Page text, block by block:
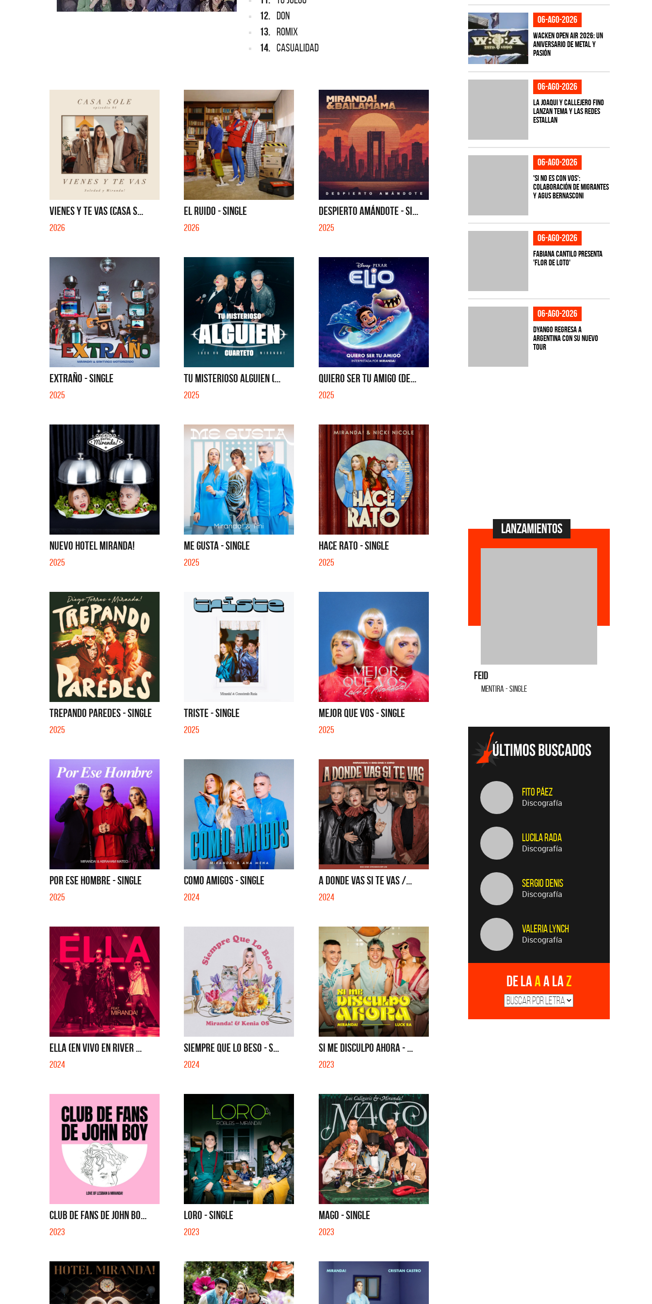
12. DON
13. ROMIX
14. CASUALIDAD
VIENES Y TE VAS (CASA S...
2026
EL RUIDO - SINGLE
2026
DESPIERTO AMÁNDOTE - SI...
2025
EXTRAÑO - SINGLE
2025
TU MISTERIOSO ALGUIEN (...
2025
QUIERO SER TU AMIGO (DE...
2025
NUEVO HOTEL MIRANDA!
2025
ME GUSTA - SINGLE
2025
HACE RATO - SINGLE
2025
TREPANDO PAREDES - SINGLE
2025
TRISTE - SINGLE
2025
MEJOR QUE VOS - SINGLE
2025
POR ESE HOMBRE - SINGLE
2025
COMO AMIGOS - SINGLE
2024
A DONDE VAS SI TE VAS /...
2024
ELLA (EN VIVO EN RIVER ...
2024
SIEMPRE QUE LO BESO - S...
2024
SI ME DISCULPO AHORA - ...
2023
CLUB DE FANS DE JOHN BO...
2023
LORO - SINGLE
2023
MAGO - SINGLE
2023
06-ago-2026
Wacken Open Air 2026: Un
aniversario de metal y
pasión
06-ago-2026
La Joaqui y Callejero Fino
lanzan tema y las redes
estallan
06-ago-2026
'Si No Es Con Vos':
colaboración de Migrantes
y Agus Bernasconi
06-ago-2026
Fabiana Cantilo presenta
'Flor de Loto'
Argentina con su nuevo
tour
Migrantes
SI NO ES CON VOS - SINGLE
Los Palmeras
YO SOY - SINGLE
Feid
MENTIRA - SINGLE
Fito Páez
Lucila Rada
Sergio Denis
Valeria Lynch
De laAa la